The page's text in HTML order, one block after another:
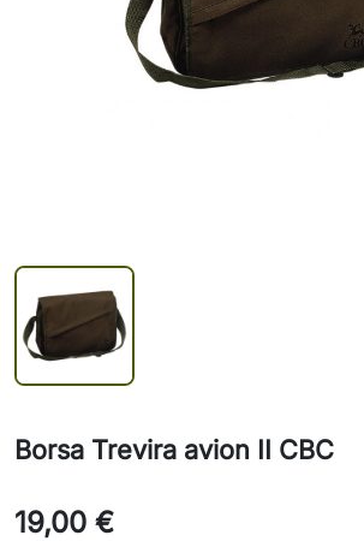
Borsa Trevira avion II CBC
19,00 €